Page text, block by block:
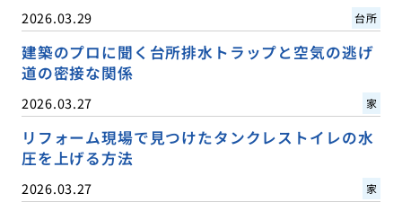
2026.03.29 台所
建築のプロに聞く台所排水トラップと空気の逃げ
道の密接な関係
2026.03.27 家
リフォーム現場で見つけたタンクレストイレの水
圧を上げる方法
2026.03.27 家